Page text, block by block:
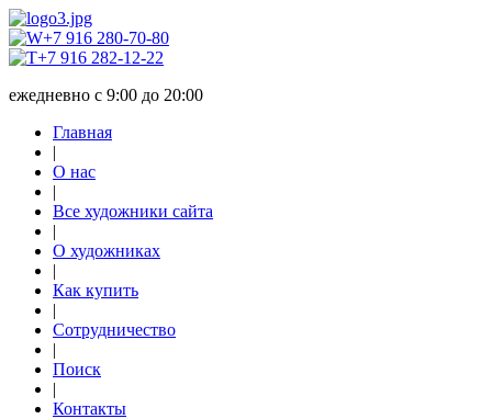
+7 916 280-70-80
+7 916 282-12-22
ежедневно с 9:00 до 20:00
Главная
|
О нас
|
Все художники сайта
|
О художниках
|
Как купить
|
Сотрудничество
|
Поиск
|
Контакты